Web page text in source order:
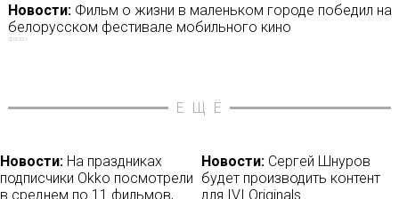
Новости:Фильм о жизни в маленьком городе победил на
белорусском фестивале мобильного кино
02/02/2019
ЕЩЁ
Новости: На праздниках
подписчики Okko посмотрели
в среднем по 11 фильмов,
Новости: Сергей Шнуров
будет производить контент
для IVI Originals